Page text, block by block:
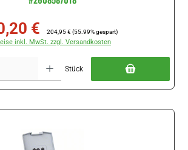
€ 204,95 € (55.99% gespart)
inkl. MwSt. zzgl. Versandkosten
Stück